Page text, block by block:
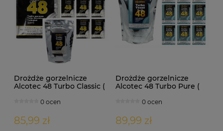
Drożdże gorzelnicze
Alcotec 48 Turbo Classic (
0 ocen
85,99 zł
Drożdże gorzelnicze
Alcotec 48 Turbo Pure (
0 ocen
89,99 zł